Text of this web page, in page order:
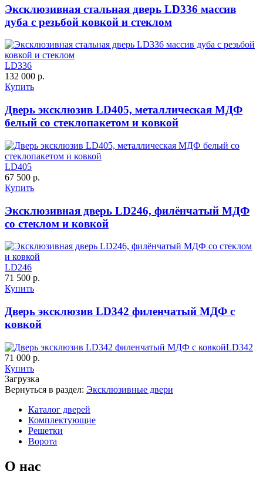
Эксклюзивная стальная дверь LD336 массив
дуба с резьбой ковкой и стеклом
LD336
132 000 р.
Купить
Дверь эксклюзив LD405, металлическая МДФ
белый со стеклопакетом и ковкой
LD405
67 500 р.
Купить
Эксклюзивная дверь LD246, филёнчатый МДФ
со стеклом и ковкой
LD246
71 500 р.
Купить
Дверь эксклюзив LD342 филенчатый МДФ с
ковкой
LD342
71 000 р.
Купить
Загрузка
Вернуться в раздел: Эксклюзивные двери
Каталог дверей
Комплектующие
Решетки
Ворота
О нас